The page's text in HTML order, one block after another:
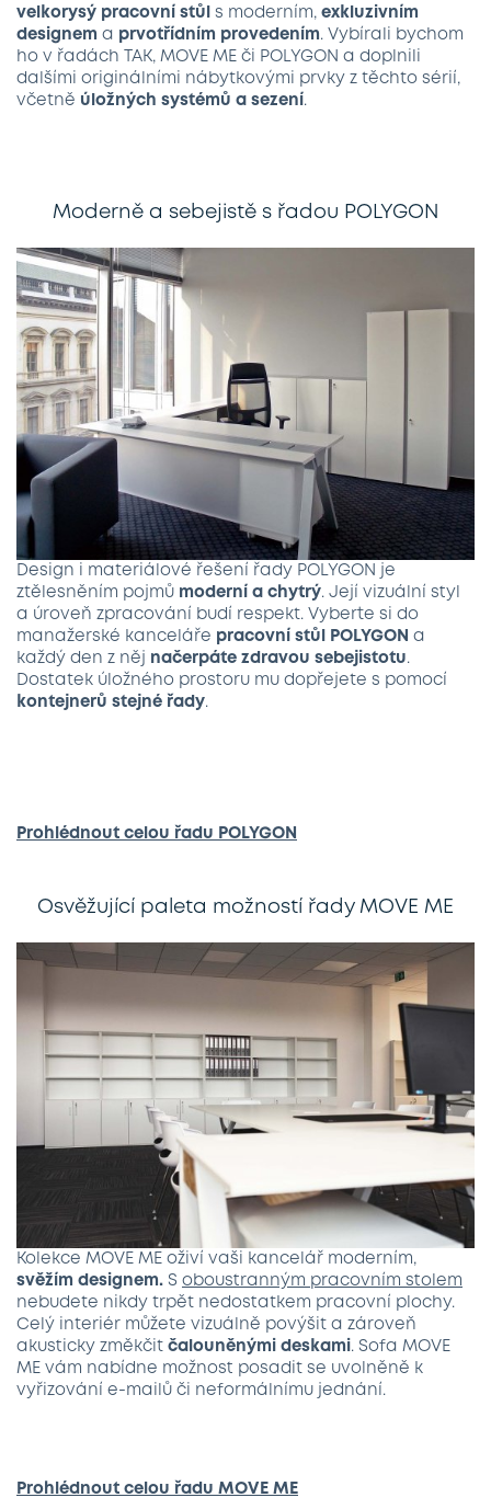
velkorysý pracovní stůl
s moderním, exkluzivním
designem a prvotřídním provedením. Vybírali bychom
ho v řadách TAK, MOVE ME či POLYGON a doplnili
dalšími originálními nábytkovými prvky z těchto sérií,
včetně úložných systémů a sezení .
Moderně a sebejistě s řadou POLYGON
Design i materiálové řešení řady POLYGON je
ztělesněním pojmů moderní a chytrý. Její vizuální styl
a úroveň zpracování budí respekt. Vyberte si do
manažerské kanceláře pracovní stůl POLYGON a
každý den z něj
načerpáte zdravou sebejistotu.
Dostatek úložného prostoru mu dopřejete s pomocí
kontejnerů stejné řady.
Prohlédnout celou řadu POLYGON
Osvěžující paleta možností řady MOVE ME
Kolekce MOVE ME oživí vaši kancelář moderním,
svěžím designem. S oboustranným pracovním stolem
nebudete nikdy trpět nedostatkem pracovní plochy.
Celý interiér můžete vizuálně povýšit a zároveň
akusticky změkčit čalouněnými deskami . Sofa MOVE
ME vám nabídne možnost posadit se uvolněně k
vyřizování e-mailů či neformálnímu jednání.
Prohlédnout celou řadu MOVE ME